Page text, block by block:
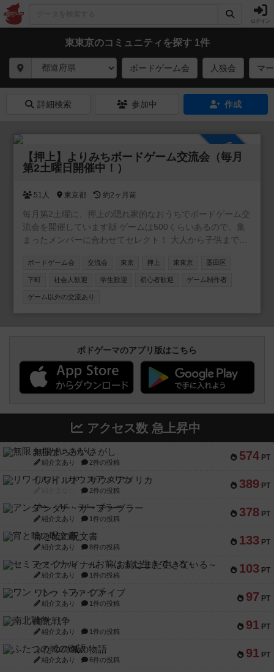
ログイン
東東京のコミュニティを探す 1件
ボードゲーム会 人狼会 マ
詳細検索 参加中 作成
参加自由
【押上】よりみちボードゲーム交流会（毎月
第2土曜日開催中！）
51人 東京都 約2ヶ月前
毎月第2土曜に、押上の隠れ家的なおうちでボードゲーム交
流会を開催しています🙌 ゲームは500くらいあるので、集
まったメンバーに合わせてセレクト！ 大人から子供まで楽
ての方ももちろん歓迎！ まずは一度遊びに来てくれると嬉
しいです🥰
ボードゲーム会 交流会 東京 押上 東東京 墨田区
下町 社会人歓迎 学生歓迎 初心者歓迎 ゲーム制作者
ゲーム以外の交流あり
ボドゲーマのアプリ版はこちら
アクセス数 急上昇中
574 PT
無限まちがいさがし
紹介文あり 2件の投稿
389 PT
リワイルド：サウスアメリカ
2件の投稿
378 PT
アンダー・ザ・テーブラー
紹介文あり 1件の投稿
133 PT
宵と暁の呪文書
紹介文あり 8件の投稿
103 PT
セミファイナル ～お前はまだ生きている～
紹介文あり 1件の投稿
97 PT
ワン・トゥ・ファイブ
紹介文あり 1件の投稿
91 PT
南北戦争
紹介文あり 1件の投稿
91 PT
ふたつの城の物語
紹介文あり 6件の投稿